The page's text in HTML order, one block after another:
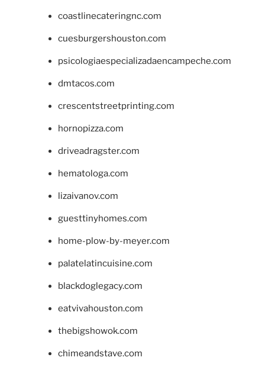
coastlinecateringnc.com
cuesburgershouston.com
psicologiaespecializadaencampeche.com
dmtacos.com
crescentstreetprinting.com
hornopizza.com
driveadragster.com
hematologa.com
lizaivanov.com
guesttinyhomes.com
home-plow-by-meyer.com
palatelatincuisine.com
blackdoglegacy.com
eatvivahouston.com
thebigshowok.com
chimeandstave.com